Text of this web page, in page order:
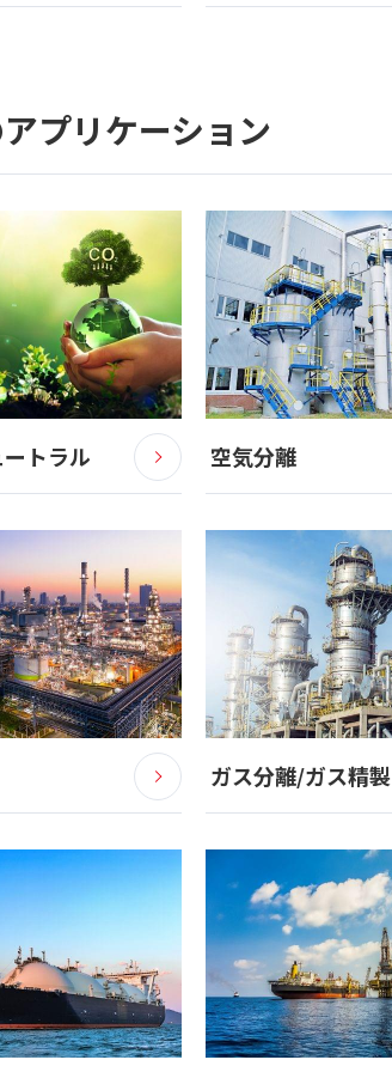
プリケーション
トラル 空気分離
ガス分離/ガス精製